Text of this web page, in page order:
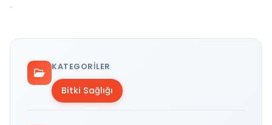
KATEGORILER
Bitki Sağlığı